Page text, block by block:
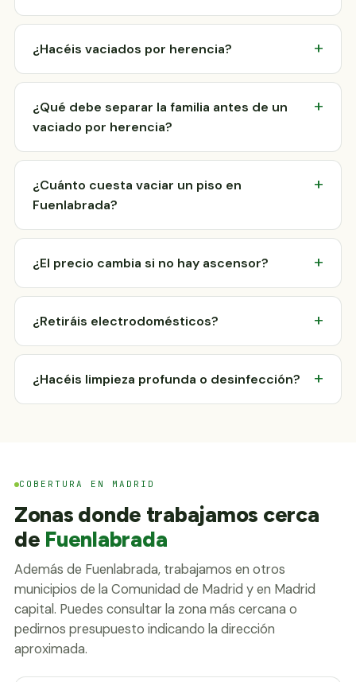
¿Hacéis vaciados por herencia?
¿Qué debe separar la familia antes de un
vaciado por herencia?
¿Cuánto cuesta vaciar un piso en
Fuenlabrada?
¿El precio cambia si no hay ascensor?
¿Retiráis electrodomésticos?
¿Hacéis limpieza profunda o desinfección?
COBERTURA EN MADRID
Zonas donde trabajamos cerca
de Fuenlabrada
Además de Fuenlabrada, trabajamos en otros
municipios de la Comunidad de Madrid y en Madrid
capital. Puedes consultar la zona más cercana o
pedirnos presupuesto indicando la dirección
aproximada.